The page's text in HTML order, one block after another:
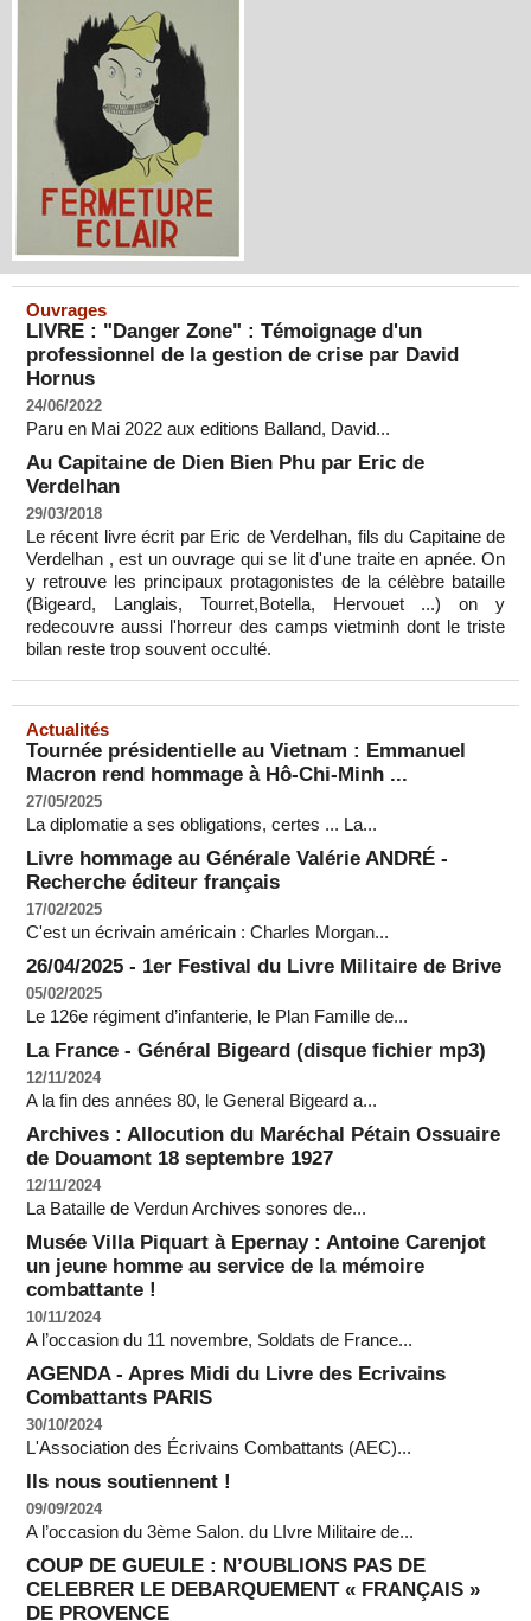
Ouvrages
LIVRE : "Danger Zone" : Témoignage d'un
professionnel de la gestion de crise par David
Hornus
24/06/2022
Paru en Mai 2022 aux editions Balland, David...
Au Capitaine de Dien Bien Phu par Eric de
Verdelhan
29/03/2018
Le récent livre écrit par Eric de Verdelhan, fils du Capitaine de
Verdelhan , est un ouvrage qui se lit d'une traite en apnée. On
y retrouve les principaux protagonistes de la célèbre bataille
(Bigeard, Langlais, Tourret,Botella, Hervouet ...) on y
redecouvre aussi l'horreur des camps vietminh dont le triste
bilan reste trop souvent occulté.
Actualités
Tournée présidentielle au Vietnam : Emmanuel
Macron rend hommage à Hô-Chi-Minh ...
27/05/2025
La diplomatie a ses obligations, certes ... La...
Livre hommage au Générale Valérie ANDRÉ -
Recherche éditeur français
17/02/2025
C'est un écrivain américain : Charles Morgan...
26/04/2025 - 1er Festival du Livre Militaire de Brive
05/02/2025
Le 126e régiment d’infanterie, le Plan Famille de...
La France - Général Bigeard (disque fichier mp3)
12/11/2024
A la fin des années 80, le General Bigeard a...
Archives : Allocution du Maréchal Pétain Ossuaire
de Douamont 18 septembre 1927
12/11/2024
La Bataille de Verdun Archives sonores de...
Musée Villa Piquart à Epernay : Antoine Carenjot
un jeune homme au service de la mémoire
combattante !
10/11/2024
A l’occasion du 11 novembre, Soldats de France...
AGENDA - Apres Midi du Livre des Ecrivains
Combattants PARIS
30/10/2024
L'Association des Écrivains Combattants (AEC)...
Ils nous soutiennent !
09/09/2024
A l’occasion du 3ème Salon. du LIvre Militaire de...
COUP DE GUEULE : N’OUBLIONS PAS DE
CELEBRER LE DEBARQUEMENT « FRANÇAIS »
DE PROVENCE